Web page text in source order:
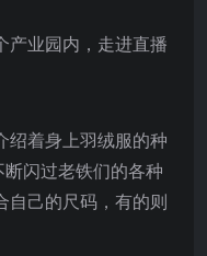
产业园内，走进直播
绍着身上羽绒服的种
闪过老铁们的各种
自己的尺码，有的则